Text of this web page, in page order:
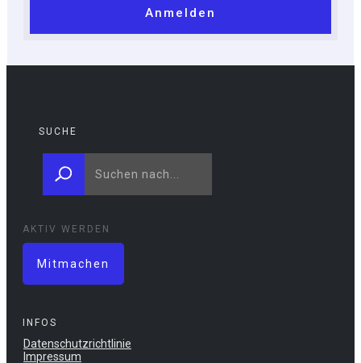
Anmelden
SUCHE
AKTIV WERDEN
Mitmachen
INFOS
Datenschutzrichtlinie
Impressum